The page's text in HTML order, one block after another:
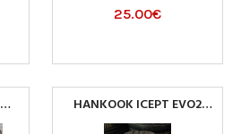
25.00€
HANKOOK ICEPT EVO2
245/45R19